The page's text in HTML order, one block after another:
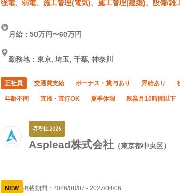
強電、弱電、施工管理(電気)、施工管理(建築)、設備/雑
Asplead株式会社 （東京都中央区）
月給：50万円〜60万円
勤務地：東京, 埼玉, 千葉, 神奈川
正社員 交通費支給 ボーナス・賞与あり 昇給あり
年齢不問 直帰・直行OK 夏季休暇 残業月10時間以下
NEW 掲載期間： 2026/08/07 - 2027/04/06